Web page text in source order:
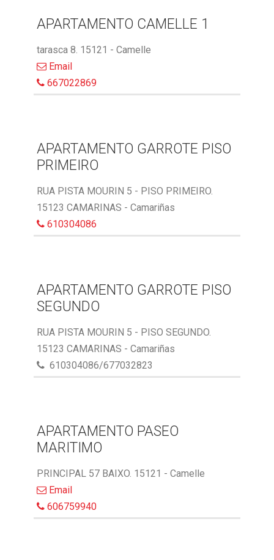
APARTAMENTO CAMELLE 1
tarasca 8. 15121 - Camelle
Email
667022869
APARTAMENTO GARROTE PISO
PRIMEIRO
RUA PISTA MOURIN 5 - PISO PRIMEIRO.
15123 CAMARINAS - Camariñas
610304086
APARTAMENTO GARROTE PISO
SEGUNDO
RUA PISTA MOURIN 5 - PISO SEGUNDO.
15123 CAMARINAS - Camariñas
610304086/677032823
APARTAMENTO PASEO
MARITIMO
PRINCIPAL 57 BAIXO. 15121 - Camelle
Email
606759940